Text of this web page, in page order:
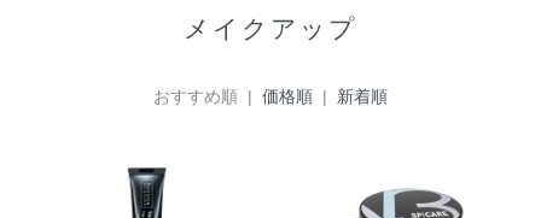
メイクアップ
おすすめ順 | 価格順 | 新着順